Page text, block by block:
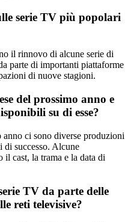
serie TV più popolari
il rinnovo di alcune serie di
parte di importanti piattaforme
di nuove stagioni.
del prossimo anno e
su di esse?
ci sono diverse produzioni
successo. Alcune
cast, la trama e la data di
TV da parte delle
reti televisive?